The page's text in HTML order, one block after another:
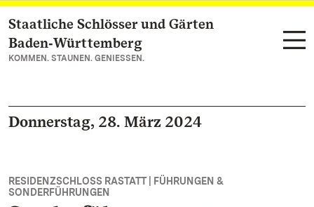
Zum Hauptinhalt springen
Staatliche Schlösser und Gärten
Baden‑Württemberg
KOMMEN. STAUNEN. GENIESSEN.
Donnerstag, 28. März 2024
RESIDENZSCHLOSS RASTATT | FÜHRUNGEN &
SONDERFÜHRUNGEN